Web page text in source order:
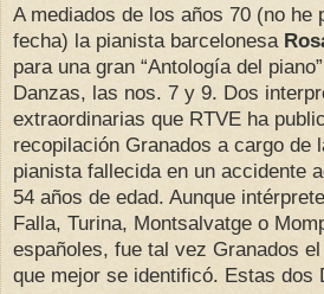
A mediados de los años 70 (no he
fecha) la pianista barcelonesa
para una gran “Antología del
Danzas, las nos. 7 y 9. Dos
extraordinarias que RTVE ha
recopilación Granados a cargo de
pianista fallecida en un accidente
54 años de edad. Aunque
Falla, Turina, Montsalvatge o
españoles, fue tal vez Granados
que mejor se identificó. Estas dos